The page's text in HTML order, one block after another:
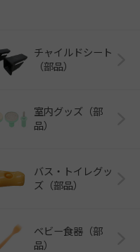
チャイルドシート
（部品）
室内グッズ（部
品）
バス・トイレグッ
ズ（部品）
ベビー食器（部
品）